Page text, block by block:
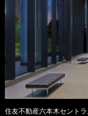
住友不動産六本木セント